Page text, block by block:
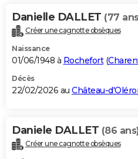
Danielle DALLET (77
Créer une cagnotte obsèques
Naissance
01/06/1948 à Rochefort(
Décès
22/02/2026 au Château-
Daniele DALLET (86
Créer une cagnotte obsèques